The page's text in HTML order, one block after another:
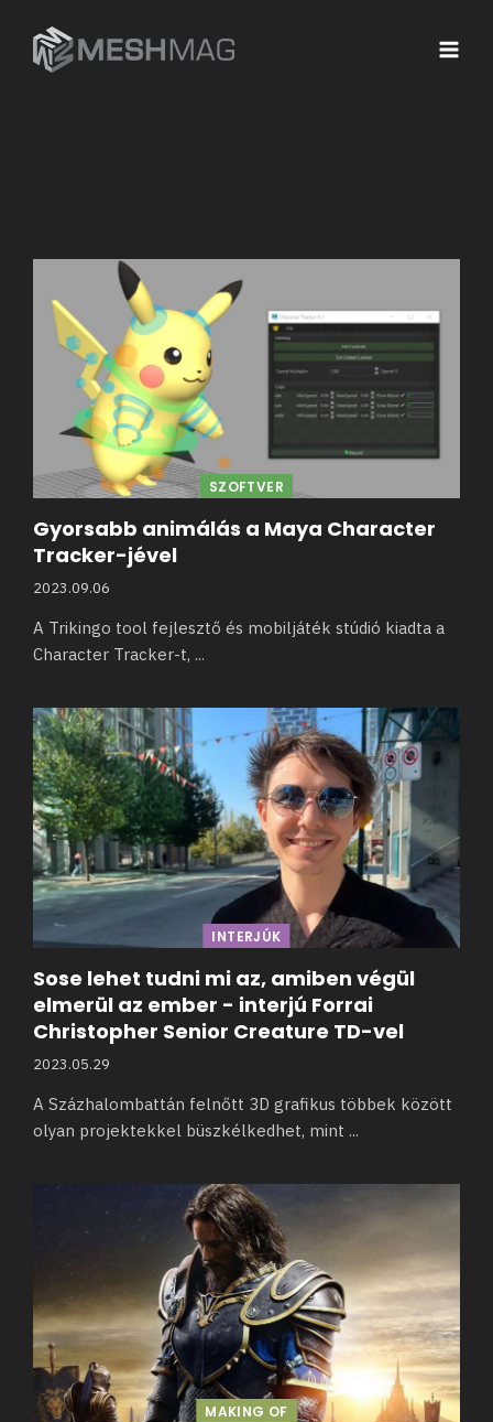
SZOFTVER
Gyorsabb animálás a Maya Character
Tracker-jével
2023.09.06
A Trikingo tool fejlesztő és mobiljáték stúdió kiadta a
Character Tracker-t, ...
INTERJÚK
Sose lehet tudni mi az, amiben végül
elmerül az ember - interjú Forrai
Christopher Senior Creature TD-vel
2023.05.29
A Százhalombattán felnőtt 3D grafikus többek között
olyan projektekkel büszkélkedhet, mint ...
MAKING OF